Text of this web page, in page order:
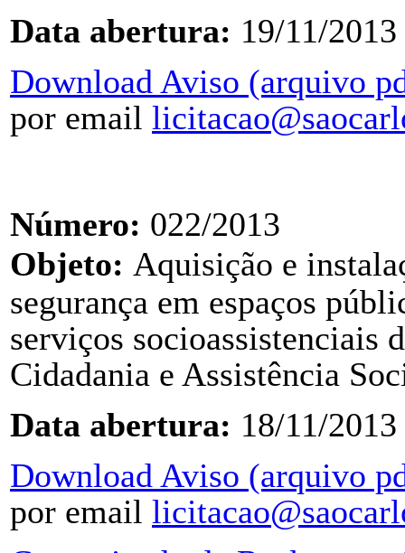
Data abertura: 19/11/2013
Download Aviso (arquivo
por email
Número: 022/2013
Objeto: Aquisição e
segurança em espaços
serviços socioassistenciais
Cidadania e Assistência
Data abertura: 18/11/2013
Download Aviso (arquivo
por email